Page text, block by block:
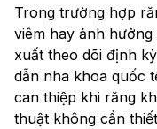
Trong trường hợp
viêm hay ảnh
xuất theo dõi định
dẫn nha khoa quốc
can thiệp khi răng
thuật không cần